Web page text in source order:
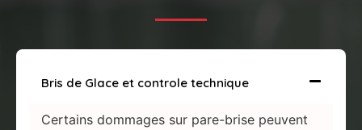
Bris de Glace et controle technique
Certains dommages sur pare-brise peuvent